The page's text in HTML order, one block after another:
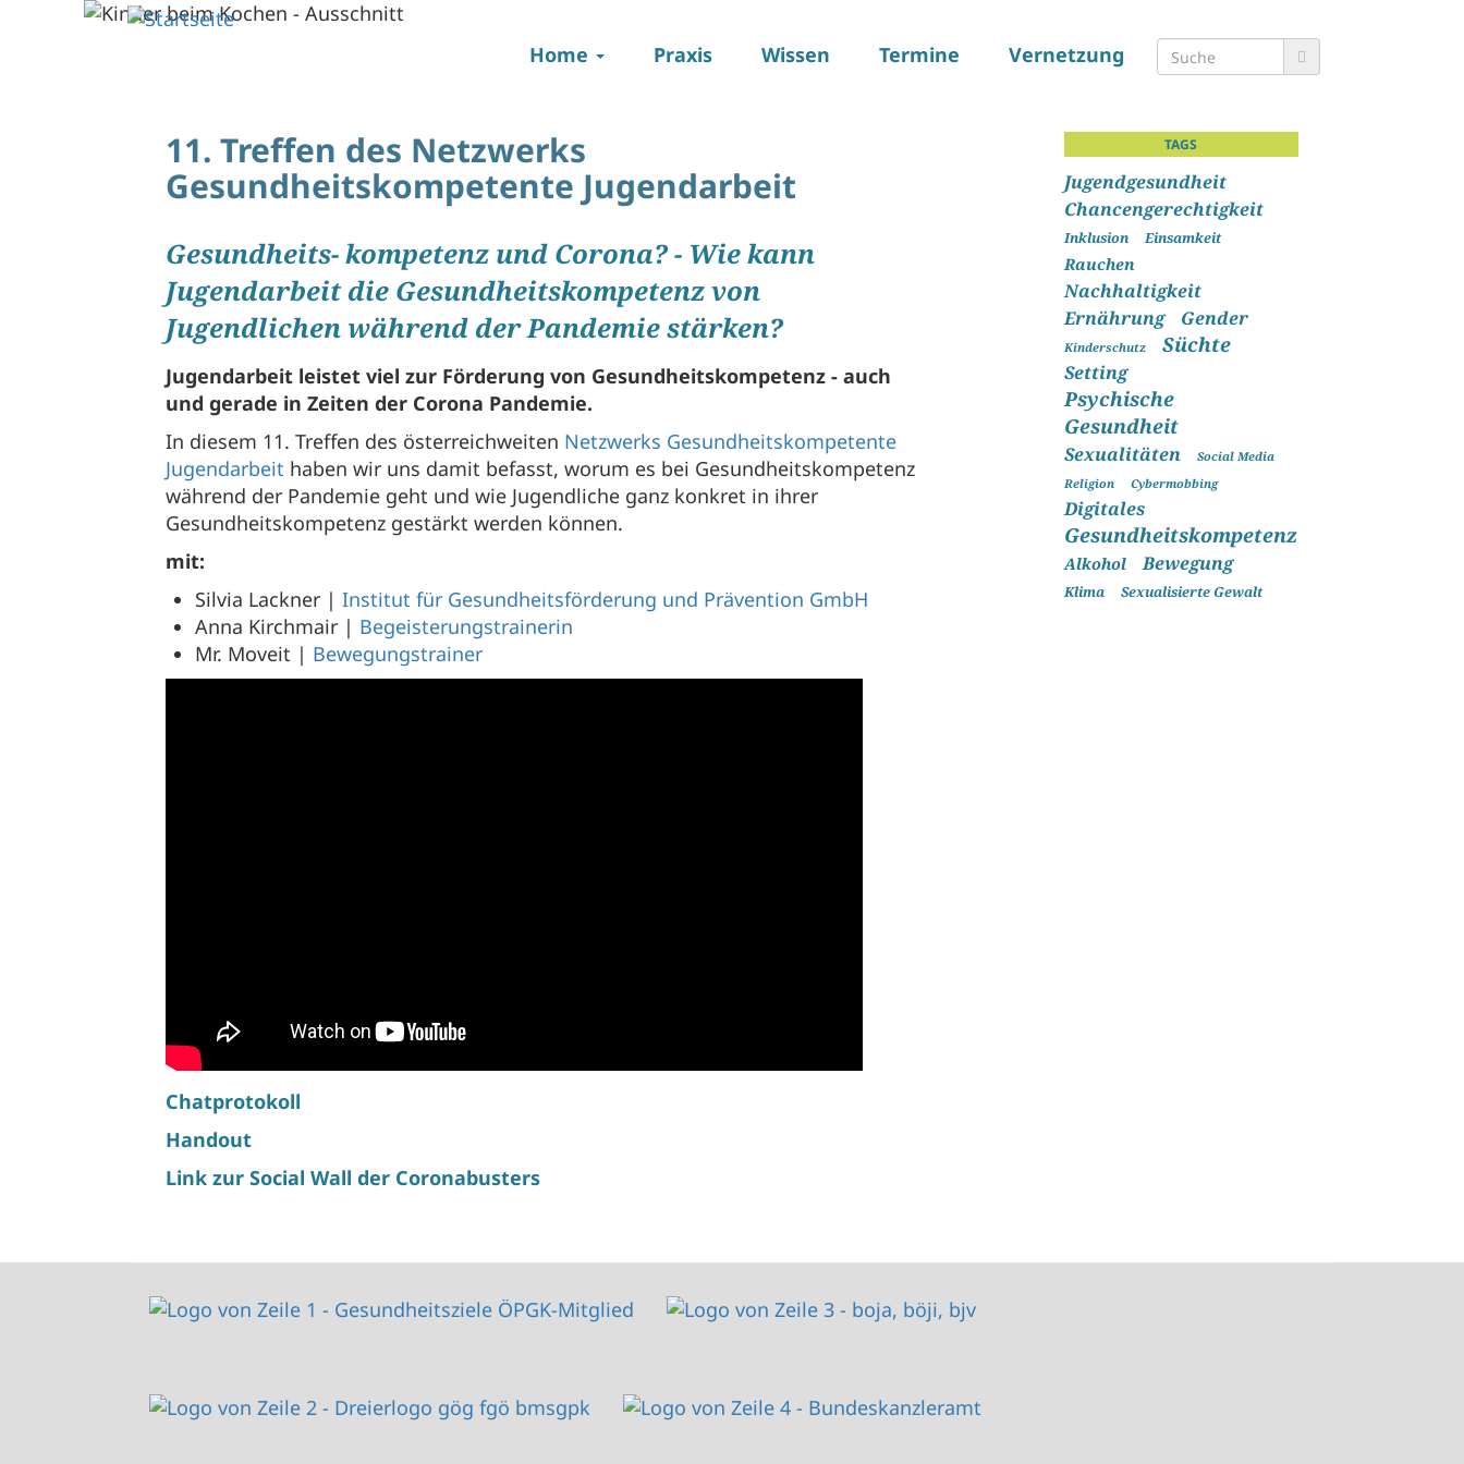
Main
Home Praxis Wissen Termine Vernetzung
11. Treffen des Netzwerks
Gesundheitskompetente Jugendarbeit
Gesundheits- kompetenz und Corona? - Wie kann
Jugendarbeit die Gesundheitskompetenz von
Jugendlichen während der Pandemie stärken?
Jugendarbeit leistet viel zur Förderung von Gesundheitskompetenz - auch
und gerade in Zeiten der Corona Pandemie.
In diesem 11. Treffen des österreichweiten Netzwerks Gesundheitskompetente
Jugendarbeit haben wir uns damit befasst, worum es bei Gesundheitskompetenz
während der Pandemie geht und wie Jugendliche ganz konkret in ihrer
Gesundheitskompetenz gestärkt werden können.
mit:
Silvia Lackner | Institut für Gesundheitsförderung und Prävention GmbH
Anna Kirchmair | Begeisterungstrainerin
Mr. Moveit | Bewegungstrainer
Chatprotokoll
Handout
Link zur Social Wall der Coronabusters
TAGS
Jugendgesundheit
Chancengerechtigkeit
Inklusion Einsamkeit
Rauchen
Nachhaltigkeit
Ernährung
Gender
Kinderschutz Süchte
Setting
Psychische
Gesundheit
Sexualitäten
Social Media
Religion
Cybermobbing
Digitales
Gesundheitskompetenz
Alkohol Bewegung
Klima Sexualisierte Gewalt